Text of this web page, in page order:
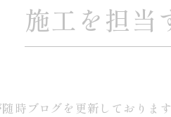
施工を担当
時ブログを更新しておりま